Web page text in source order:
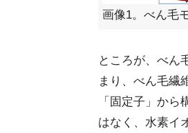
画像1。べん毛
ところが、べん
まり、べん毛繊
「固定子」か
はなく、水素イ